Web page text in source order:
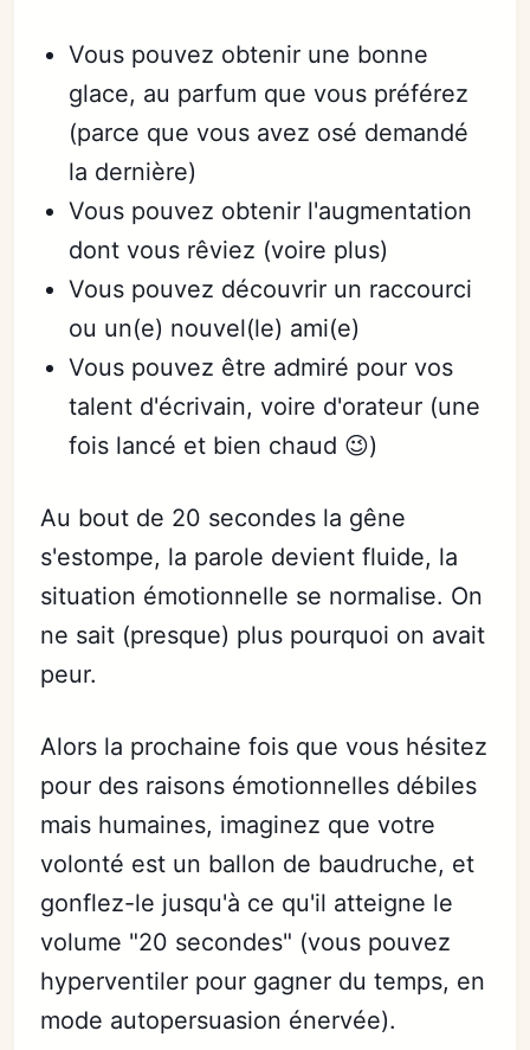
Vous pouvez obtenir une bonne
glace, au parfum que vous préférez
(parce que vous avez osé demandé
la dernière)
Vous pouvez obtenir l'augmentation
dont vous rêviez (voire plus)
Vous pouvez découvrir un raccourci
ou un(e) nouvel(le) ami(e)
Vous pouvez être admiré pour vos
talent d'écrivain, voire d'orateur (une
fois lancé et bien chaud 😉)
Au bout de 20 secondes la gêne
s'estompe, la parole devient fluide, la
situation émotionnelle se normalise. On
ne sait (presque) plus pourquoi on avait
peur.
Alors la prochaine fois que vous hésitez
pour des raisons émotionnelles débiles
mais humaines, imaginez que votre
volonté est un ballon de baudruche, et
gonflez-le jusqu'à ce qu'il atteigne le
volume "20 secondes" (vous pouvez
hyperventiler pour gagner du temps, en
mode autopersuasion énervée).